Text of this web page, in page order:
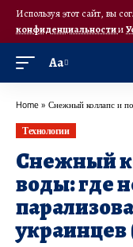
Используя этот сайт, вы
конфиденциальностии
Аа
Home » Снежный коллапс и
Технологии
Снежный
воды: где
украинцев